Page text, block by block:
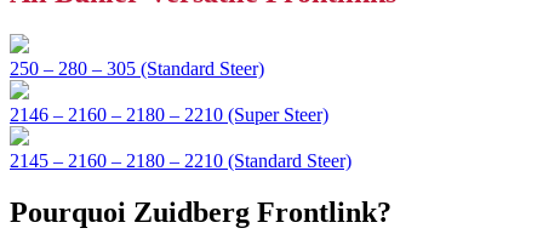
250 – 280 – 305 (Standard Steer)
2146 – 2160 – 2180 – 2210 (Super Steer)
2145 – 2160 – 2180 – 2210 (Standard Steer)
Pourquoi Zuidberg Frontlink?